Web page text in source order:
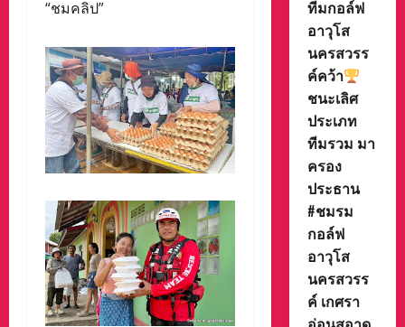
“ชมคลิป”
ทีมกอล์ฟ
อาวุโส
นครสวรร
ค์คว้า
ชนะเลิศ
ประเภท
ทีมรวม มา
ครอง
ประธาน
#ชมรม
กอล์ฟ
อาวุโส
นครสวรร
ค์ เกศรา